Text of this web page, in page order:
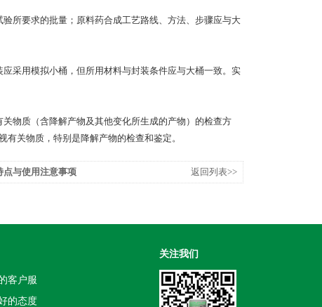
所要求的批量；原料药合成工艺路线、方法、步骤应与大
采用模拟小桶，但所用材料与封装条件应与大桶一致。实
物质（含降解产物及其他变化所生成的产物）的检查方
关物质，特别是降解产物的检查和鉴定。
点与使用注意事项 返回列表>>
客户服
的态度
关注我们